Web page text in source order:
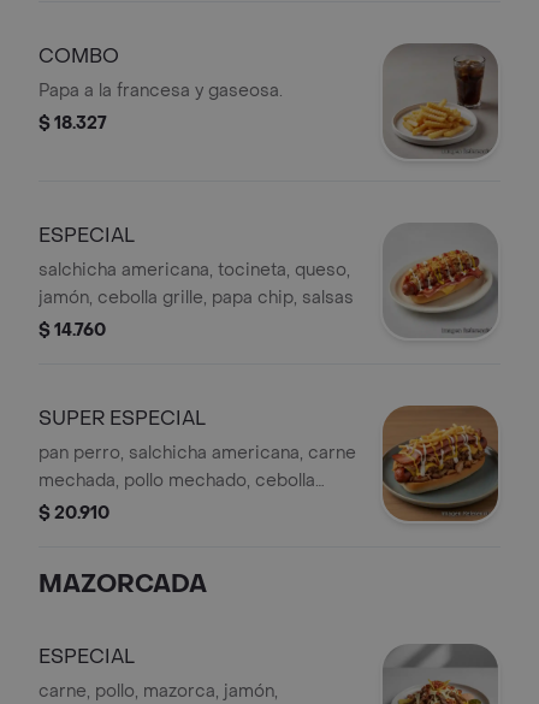
COMBO
Papa a la francesa y gaseosa.
$ 18.327
ESPECIAL
salchicha americana, tocineta, queso,
jamón, cebolla grille, papa chip, salsas
$ 14.760
SUPER ESPECIAL
pan perro, salchicha americana, carne
mechada, pollo mechado, cebolla
grille, tocineta, jamón, queso, papa,
$ 20.910
MAZORCADA
ESPECIAL
carne, pollo, mazorca, jamón,